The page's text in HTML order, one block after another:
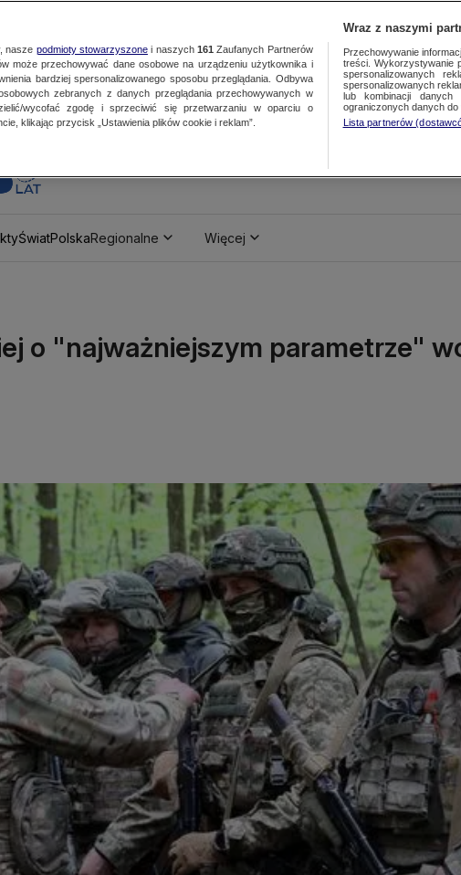
ŚwiatPolskaRegionalne Więcej
o "najważniejszym parametrze"
nasze podmioty stowarzyszonei naszych 161 Zaufanych Partnerów
może przechowywać dane osobowe na urządzeniu użytkownika i
bardziej spersonalizowanego sposobu przeglądania. Odbywa
zebranych z danych przeglądania przechowywanych w
wycofać zgodę i sprzeciwić się przetwarzaniu w oparciu o
klikając przycisk „Ustawienia plików cookie i reklam”.
Wraz z naszymi
Przechowywanie
treści. Wykorzystywanie
spersonalizowanych
spersonalizowanych
lub kombinacji danych
ograniczonych danych do
Lista partnerów